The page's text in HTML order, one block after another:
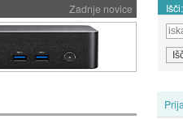
Zadnje novice Išči: